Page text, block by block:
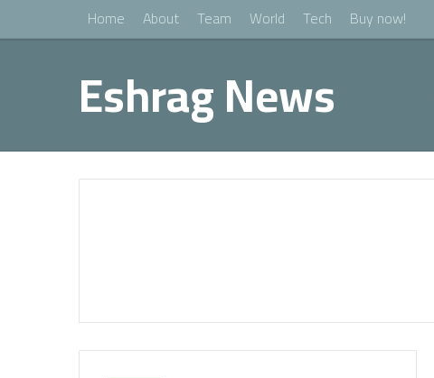
Home About Team World Tech Buy now!
Eshrag News